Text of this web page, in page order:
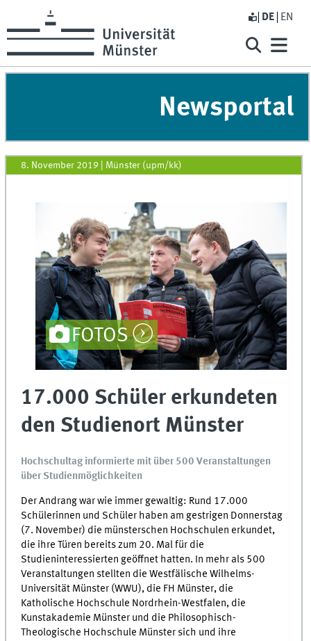
DE EN
Newsportal
8. November 2019 Münster (upm/kk)
FOTOS
17.000 Schüler erkundeten
den Studienort Münster
Hochschultag informierte mit über 500 Veranstaltungen
über Studienmöglichkeiten
Der Andrang war wie immer gewaltig: Rund 17.000
Schülerinnen und Schüler haben am gestrigen Donnerstag
(7. November) die münsterschen Hochschulen erkundet,
die ihre Türen bereits zum 20. Mal für die
Studieninteressierten geöffnet hatten. In mehr als 500
Veranstaltungen stellten die Westfälische Wilhelms-
Universität Münster (WWU), die FH Münster, die
Katholische Hochschule Nordrhein-Westfalen, die
Kunstakademie Münster und die Philosophisch-
Theologische Hochschule Münster sich und ihre